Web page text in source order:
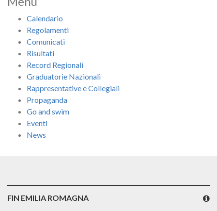
Calendario
Regolamenti
Comunicati
Risultati
Record Regionali
Graduatorie Nazionali
Rappresentative e Collegiali
Propaganda
Go and swim
Eventi
News
FIN EMILIA ROMAGNA